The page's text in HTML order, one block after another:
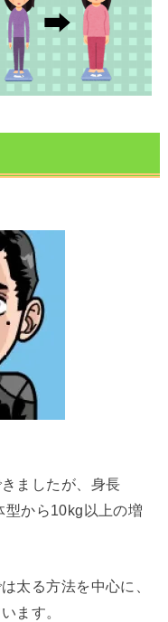
ましたが、身長
から10kg以上の増
太る方法を中心に、
ます。